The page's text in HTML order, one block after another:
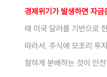
경제위기가 발생하면 자
때 미국 달러를 기반으로
따라서, 주식에 모조리 투
절하게 분배하는 것이 안